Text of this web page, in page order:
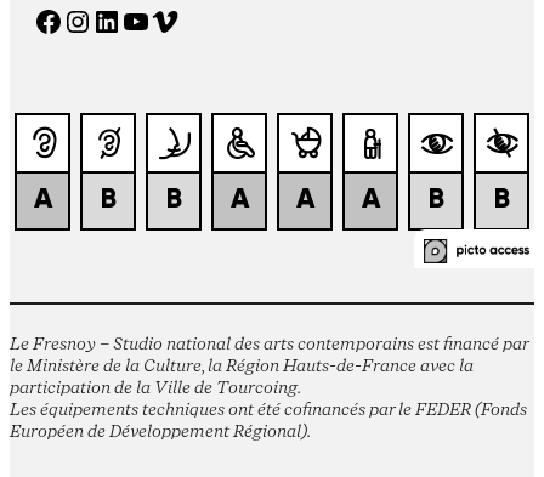
Facebook Instagram LinkedIn YouTube Vimeo
Le Fresnoy – Studio national des arts contemporains est financé par
le Ministère de la Culture, la Région Hauts-de-France avec la
participation de la Ville de Tourcoing.
Les équipements techniques ont été cofinancés par le FEDER (Fonds
Européen de Développement Régional).